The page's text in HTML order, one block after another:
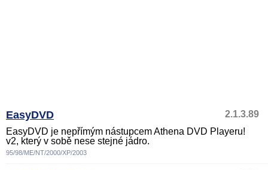
EasyDVD
2.1.3.89
EasyDVD je nepřímým nástupcem Athena DVD Playeru!
v2, který v sobě nese stejné jádro.
95/98/ME/NT/2000/XP/2003